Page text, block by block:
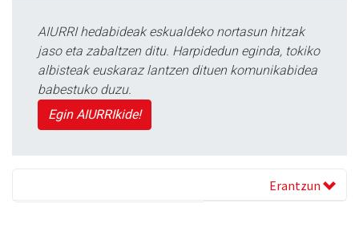
AIURRI hedabideak eskualdeko nortasun hitzak
jaso eta zabaltzen ditu. Harpidedun eginda, tokiko
albisteak euskaraz lantzen dituen komunikabidea
babestuko duzu.
Egin AIURRIkide!
Erantzun